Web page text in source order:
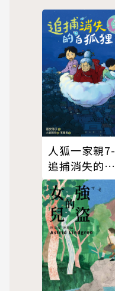
人狐一家親7-
追捕消失的白
狐狸